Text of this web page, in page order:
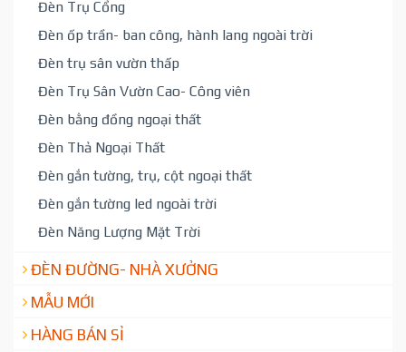
Đèn Trụ Cổng
Đèn ốp trần- ban công, hành lang ngoài trời
Đèn trụ sân vườn thấp
Đèn Trụ Sân Vườn Cao- Công viên
Đèn bằng đồng ngoại thất
Đèn Thả Ngoại Thất
Đèn gắn tường, trụ, cột ngoại thất
Đèn gắn tường led ngoài trời
Đèn Năng Lượng Mặt Trời
ĐÈN ĐƯỜNG- NHÀ XƯỞNG
MẪU MỚI
HÀNG BÁN SỈ